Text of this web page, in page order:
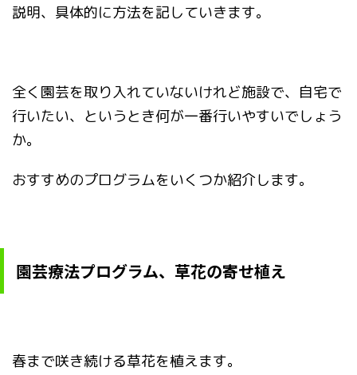
説明、具体的に方法を記していきます。
全く園芸を取り入れていないけれど施設で、自宅で
行いたい、というとき何が一番行いやすいでしょう
か。
おすすめのプログラムをいくつか紹介します。
園芸療法プログラム、草花の寄せ植え
春まで咲き続ける草花を植えます。